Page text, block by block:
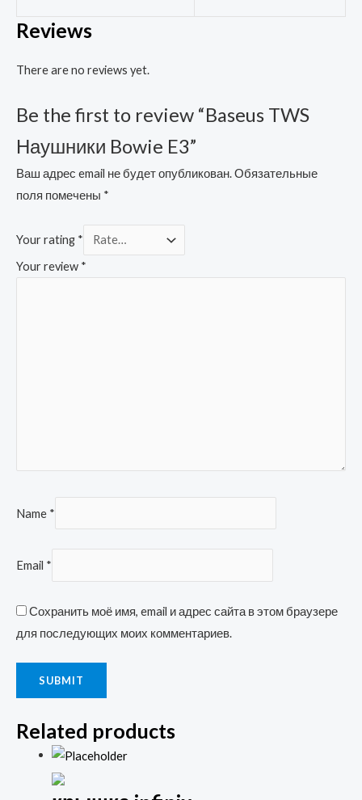
Reviews
There are no reviews yet.
Be the first to review “Baseus TWS
Наушники Bowie E3”
Ваш адрес email не будет опубликован.Обязательные
поля помечены *
Your rating *
Your review *
Name *
Email *
Сохранить моё имя, email и адрес сайта в этом браузере
для последующих моих комментариев.
Related products